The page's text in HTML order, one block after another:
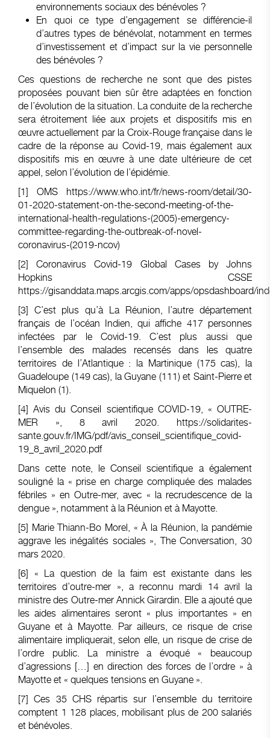
environnements sociaux des bénévoles ?
En quoi ce type d’engagement se différencie-il
d’autres types de bénévolat, notamment en termes
d’investissement et d’impact sur la vie personnelle
des bénévoles ?
Ces questions de recherche ne sont que des pistes
proposées pouvant bien sûr être adaptées en fonction
de l’évolution de la situation. La conduite de la recherche
sera étroitement liée aux projets et dispositifs mis en
œuvre actuellement par la Croix-Rouge française dans le
cadre de la réponse au Covid-19, mais également aux
dispositifs mis en œuvre à une date ultérieure de cet
appel, selon l’évolution de l’épidémie.
[1] OMS https://www.who.int/fr/news-room/detail/30-
01-2020-statement-on-the-second-meeting-of-the-
international-health-regulations-(2005)-emergency-
committee-regarding-the-outbreak-of-novel-
coronavirus-(2019-ncov)
[2] Coronavirus Covid-19 Global Cases by Johns
Hopkins CSSE
https://gisanddata.maps.arcgis.com/apps/opsdashboard/
[3] C’est plus qu’à La Réunion, l’autre département
français de l’océan Indien, qui affiche 417 personnes
infectées par le Covid-19. C’est plus aussi que
l’ensemble des malades recensés dans les quatre
territoires de l’Atlantique : la Martinique (175 cas), la
Guadeloupe (149 cas), la Guyane (111) et Saint-Pierre et
Miquelon (1).
[4] Avis du Conseil scientifique COVID-19, « OUTRE-
MER », 8 avril 2020. https://solidarites-
sante.gouv.fr/IMG/pdf/avis_conseil_scientifique_covid-
19_8_avril_2020.pdf
Dans cette note, le Conseil scientifique a également
souligné la « prise en charge compliquée des malades
fébriles » en Outre-mer, avec « la recrudescence de la
dengue », notamment à la Réunion et à Mayotte.
[5] Marie Thiann-Bo Morel, « À la Réunion, la pandémie
aggrave les inégalités sociales », The Conversation, 30
mars 2020.
[6] « La question de la faim est existante dans les
territoires d’outre-mer », a reconnu mardi 14 avril la
ministre des Outre-mer Annick Girardin. Elle a ajouté que
les aides alimentaires seront « plus importantes » en
Guyane et à Mayotte. Par ailleurs, ce risque de crise
alimentaire impliquerait, selon elle, un risque de crise de
l’ordre public. La ministre a évoqué « beaucoup
d’agressions […] en direction des forces de l’ordre » à
Mayotte et « quelques tensions en Guyane ».
[7] Ces 35 CHS répartis sur l’ensemble du territoire
comptent 1 128 places, mobilisant plus de 200 salariés
et bénévoles.